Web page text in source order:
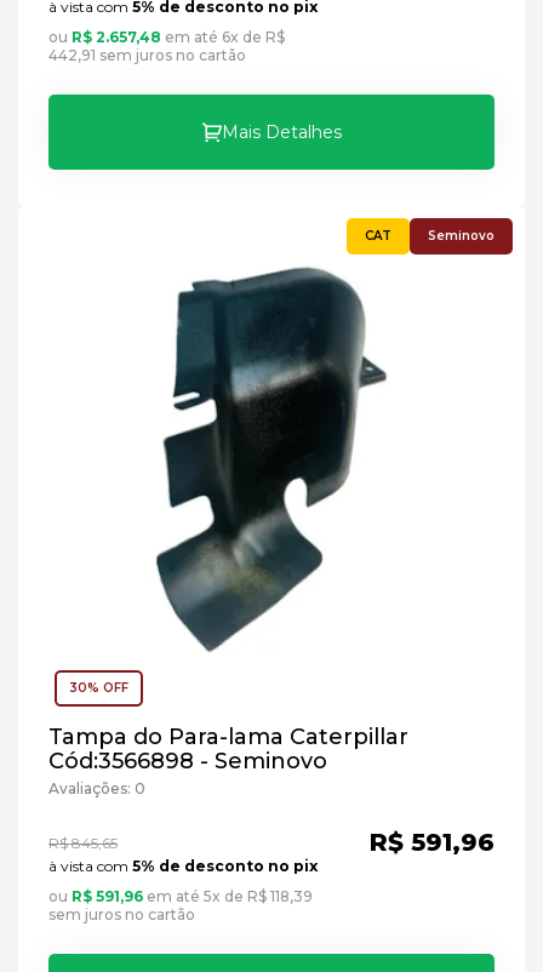
à vista com 5% de desconto no pix
ou R$ 2.657,48 em até 6x de R$
442,91 sem juros no cartão
Mais Detalhes
Seminovo
30% OFF
Tampa do Para-lama Caterpillar
Cód:3566898 - Seminovo
Avaliações: 0
R$ 845,65 R$ 591,96
à vista com 5% de desconto no pix
ou R$ 591,96 em até 5x de R$ 118,39
sem juros no cartão